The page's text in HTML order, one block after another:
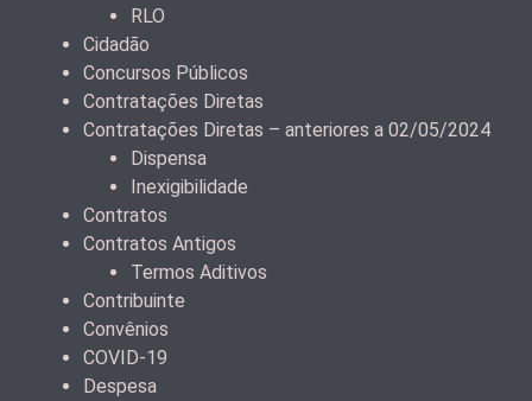
RLO
Cidadão
Concursos Públicos
Contratações Diretas
Contratações Diretas – anteriores a 02/05/2024
Dispensa
Inexigibilidade
Contratos
Contratos Antigos
Termos Aditivos
Contribuinte
Convênios
COVID-19
Despesa